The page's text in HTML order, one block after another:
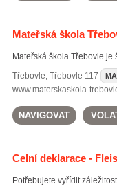
Mateřská škola
Mateřská škola Třebovle je
Třebovle, Třebovle 117
www.materskaskola-
NAVIGOVAT
Celní deklarace -
Potřebujete vyřídit